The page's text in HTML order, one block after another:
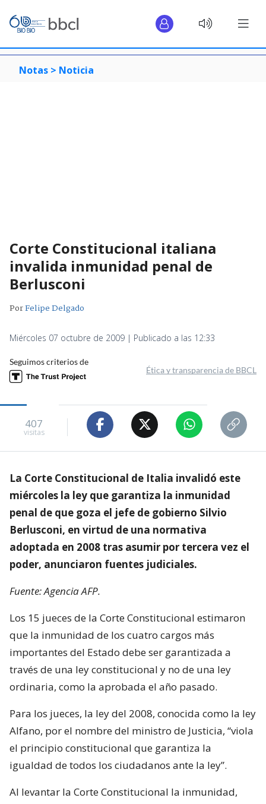
Notas > Noticia
Corte Constitucional italiana
invalida inmunidad penal de
Berlusconi
PorFelipe Delgado
Miércoles 07 octubre de 2009 | Publicado a las 12:33
Seguimos criterios de
Ética y transparencia de BBCL
407
visitas
La Corte Constitucional de Italia invalidó este
miércoles la ley que garantiza la inmunidad
penal de que goza el jefe de gobierno Silvio
Berlusconi, en virtud de una normativa
adoptada en 2008 tras asumir por tercera vez el
poder, anunciaron fuentes judiciales.
Fuente: Agencia AFP.
Los 15 jueces de la Corte Constitucional estimaron
que la inmunidad de los cuatro cargos más
importantes del Estado debe ser garantizada a
través de una ley constitucional y no de una ley
ordinaria, como la aprobada el año pasado.
Para los jueces, la ley del 2008, conocida como la ley
Alfano, por el nombre del ministro de Justicia, “viola
el principio constitucional que garantiza la
igualdad de todos los ciudadanos ante la ley”.
Al levantar la Corte Constitucional la inmunidad,